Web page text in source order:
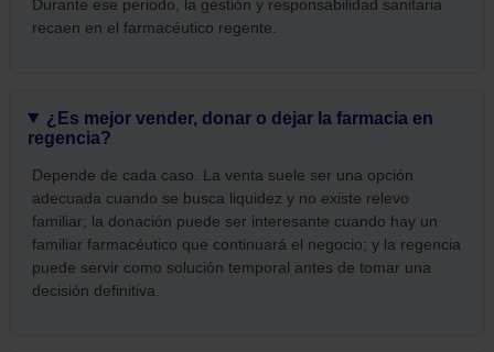
Durante ese periodo, la gestión y responsabilidad sanitaria
recaen en el farmacéutico regente.
¿Es mejor vender, donar o dejar la farmacia en
regencia?
Depende de cada caso. La venta suele ser una opción
adecuada cuando se busca liquidez y no existe relevo
familiar; la donación puede ser interesante cuando hay un
familiar farmacéutico que continuará el negocio; y la regencia
puede servir como solución temporal antes de tomar una
decisión definitiva.